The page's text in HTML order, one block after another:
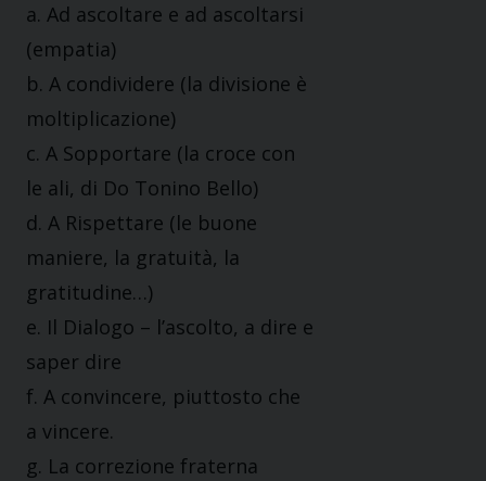
a. Ad ascoltare e ad ascoltarsi
(empatia)
b. A condividere (la divisione è
moltiplicazione)
c. A Sopportare (la croce con
le ali, di Do Tonino Bello)
d. A Rispettare (le buone
maniere, la gratuità, la
gratitudine…)
e. Il Dialogo – l’ascolto, a dire e
saper dire
f. A convincere, piuttosto che
a vincere.
g. La correzione fraterna